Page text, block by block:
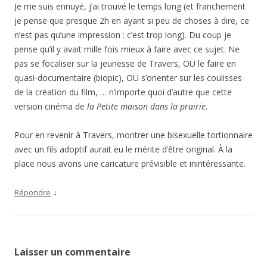
Je me suis ennuyé, j’ai trouvé le temps long (et franchement
je pense que presque 2h en ayant si peu de choses à dire, ce
n’est pas qu’une impression : c’est trop long). Du coup je
pense qu’il y avait mille fois mieux à faire avec ce sujet. Ne
pas se focaliser sur la jeunesse de Travers, OU le faire en
quasi-documentaire (biopic), OU s’orienter sur les coulisses
de la création du film, … n’importe quoi d’autre que cette
version cinéma de la Petite maison dans la prairie.
Pour en revenir à Travers, montrer une bisexuelle tortionnaire
avec un fils adoptif aurait eu le mérite d’être original. À la
place nous avons une caricature prévisible et inintéressante.
Répondre ↓
Laisser un commentaire